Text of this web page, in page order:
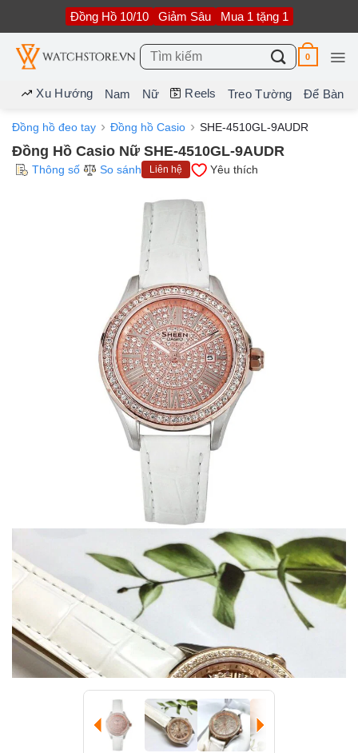
nội
dung
Đồng Hồ 10/10 Giảm Sâu Mua 1 tặng 1
Tìm
kiếm:
0
Xu Hướng Nam Nữ Reels Treo Tường Để Bàn
Đồng hồ đeo tay Đồng hồ Casio SHE-4510GL-9AUDR
Đồng Hồ Casio Nữ SHE-4510GL-9AUDR
Thông số So sánh Liên hệ Yêu thích